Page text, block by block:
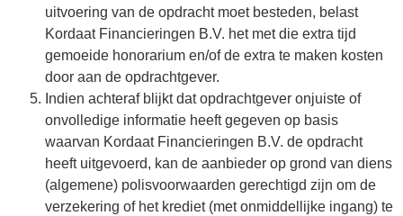
uitvoering van de opdracht moet besteden, belast
Kordaat Financieringen B.V. het met die extra tijd
gemoeide honorarium en/of de extra te maken kosten
door aan de opdrachtgever.
Indien achteraf blijkt dat opdrachtgever onjuiste of
onvolledige informatie heeft gegeven op basis
waarvan Kordaat Financieringen B.V. de opdracht
heeft uitgevoerd, kan de aanbieder op grond van diens
(algemene) polisvoorwaarden gerechtigd zijn om de
verzekering of het krediet (met onmiddellijke ingang) te